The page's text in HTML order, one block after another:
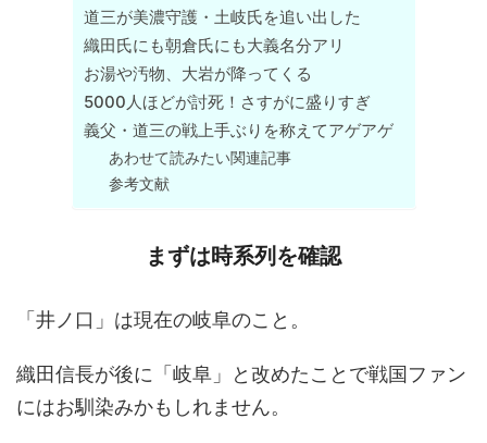
道三が美濃守護・土岐氏を追い出した
織田氏にも朝倉氏にも大義名分アリ
お湯や汚物、大岩が降ってくる
5000人ほどが討死！さすがに盛りすぎ
義父・道三の戦上手ぶりを称えてアゲアゲ
あわせて読みたい関連記事
参考文献
まずは時系列を確認
「井ノ口」は現在の岐阜のこと。
織田信長が後に「岐阜」と改めたことで戦国ファン
にはお馴染みかもしれません。